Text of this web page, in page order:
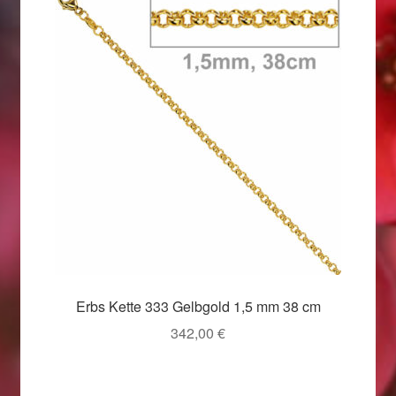
Valentinstag 2016
Valentinstag Geschenke
Weihnachtsangebote 2017
Erbs Kette 333 Gelbgold 1,5 mm 38 cm
342,00 €